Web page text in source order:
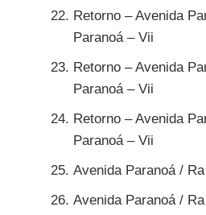
Retorno – Avenida
Paranoá – Vii
Retorno – Avenida
Paranoá – Vii
Retorno – Avenida
Paranoá – Vii
Avenida Paranoá /
Avenida Paranoá /